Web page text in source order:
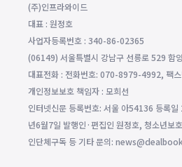
(주)인프라와이드
대표 : 원정호
사업자등록번호 : 340-86-02365
(06149) 서울특별시 강남구 선릉로 529 함
대표전화 : 전화번호: 070-8979-4992, 팩
개인정보보호 책임자 : 모희선
인터넷신문 등록번호: 서울 아54136 등록
년6월7일 발행인·편집인 원정호, 청소년보
인단체구독 등 기타 문의: